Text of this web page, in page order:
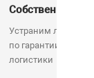
Собственный
Устраним любую
по гарантии. Срок
логистики